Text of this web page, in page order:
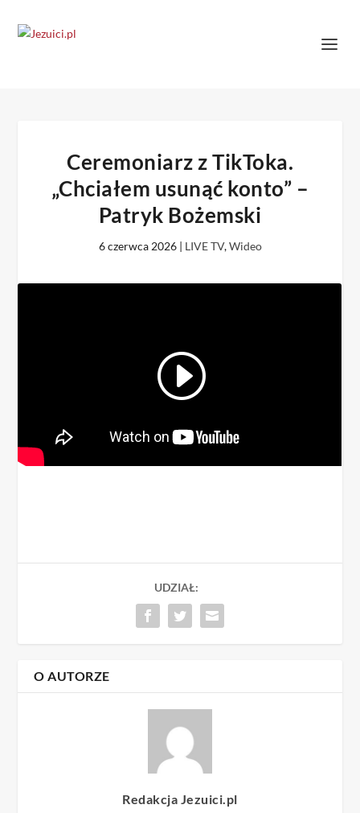
Ceremoniarz z TikToka.
„Chciałem usunąć konto” –
Patryk Bożemski
6 czerwca 2026| LIVE TV,Wideo
UDZIAŁ:
O AUTORZE
Redakcja Jezuici.pl